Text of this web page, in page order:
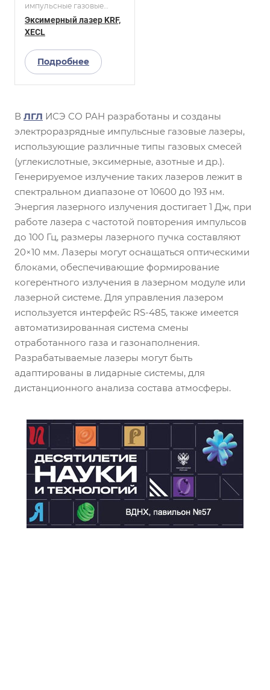
импульсные газовые
лазеры
Эксимерный лазер KRF,
XECL
Подробнее
В ЛГЛ ИСЭ СО РАН разработаны и созданы
электроразрядные импульсные газовые лазеры,
использующие различные типы газовых смесей
(углекислотные, эксимерные, азотные и др.).
Генерируемое излучение таких лазеров лежит в
спектральном диапазоне от 10600 до 193 нм.
Энергия лазерного излучения достигает 1 Дж, при
работе лазера с частотой повторения импульсов
до 100 Гц, размеры лазерного пучка составляют
20×10 мм. Лазеры могут оснащаться оптическими
блоками, обеспечивающие формирование
когерентного излучения в лазерном модуле или
лазерной системе. Для управления лазером
используется интерфейс RS-485, также имеется
автоматизированная система смены
отработанного газа и газонаполнения.
Разрабатываемые лазеры могут быть
адаптированы в лидарные системы, для
дистанционного анализа состава атмосферы.